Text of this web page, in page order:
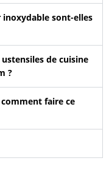
inoxydable sont-elles
de cuisine
?
faire ce